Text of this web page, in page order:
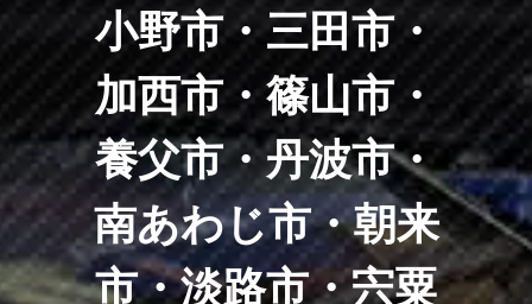
小野市・三田市・
加西市・篠山市・
養父市・丹波市・
南あわじ市・朝来
市・淡路市・宍粟